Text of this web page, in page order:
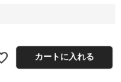
カートに入れる